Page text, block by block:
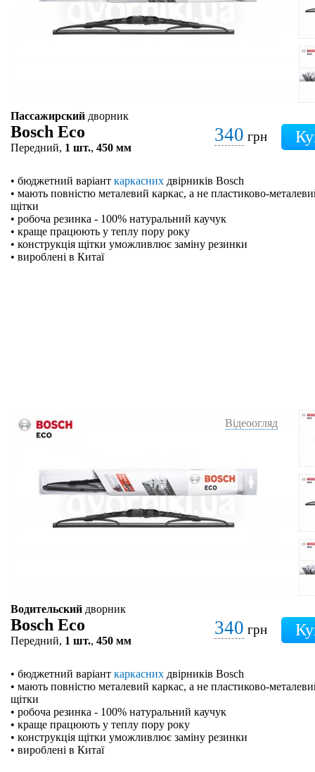
Пассажирский дворник
Bosch Eco
Передний, 1 шт., 450 мм
340 грн
• бюджетний варіант каркасних двірників Bosch
• мають повністю металевий каркас, а не пластиково-
щітки
• робоча резинка - 100% натуральний каучук
• краще працюють у теплу пору року
• конструкція щітки уможливлює заміну резинки
• вироблені в Китаї
Відеоогляд
Водительский дворник
Bosch Eco
Передний, 1 шт., 450 мм
340 грн
• бюджетний варіант каркасних двірників Bosch
• мають повністю металевий каркас, а не пластиково-
щітки
• робоча резинка - 100% натуральний каучук
• краще працюють у теплу пору року
• конструкція щітки уможливлює заміну резинки
• вироблені в Китаї